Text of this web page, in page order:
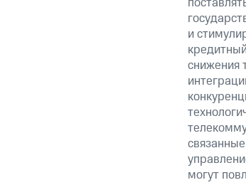
и
снижения
могут